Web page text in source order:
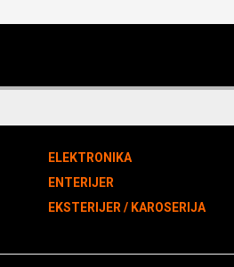
ELEKTRONIKA
ENTERIJER
EKSTERIJER / KAROSERIJA